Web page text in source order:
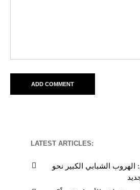
LATEST ARTICLES:
الشبابي الكبير نحو